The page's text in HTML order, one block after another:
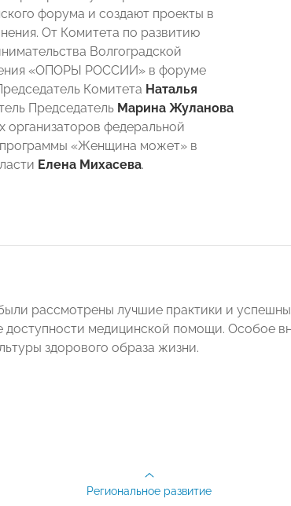
форума и создают проекты в
От Комитета по развитию
Волгоградской
«ОПОРЫ РОССИИ» в форуме
Комитета Наталья
Председатель Марина Жуланова
организаторов федеральной
«Женщина может» в
Елена Михасева.
рассмотрены лучшие практики и
доступности медицинской помощи. Особое
здорового образа жизни.
Региональное развитие